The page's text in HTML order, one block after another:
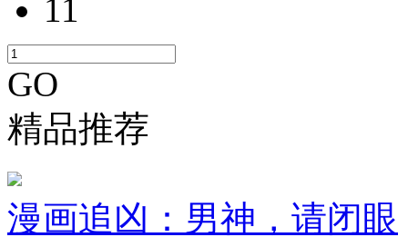
11
GO
精品推荐
漫画追凶：男神，请闭眼